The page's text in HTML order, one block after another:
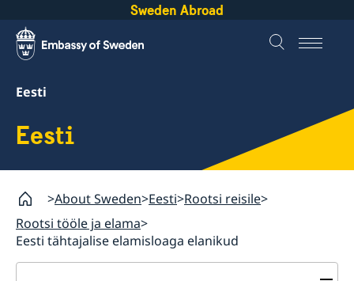
Sweden Abroad
Eesti
Eesti
About Sweden Eesti Rootsi reisile
Rootsi tööle ja elama
Eesti tähtajalise elamisloaga elanikud